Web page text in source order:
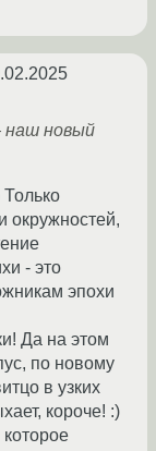
наш новый
окружностей,
- это
эпохи
Да на этом
по новому
в узких
короче! :)